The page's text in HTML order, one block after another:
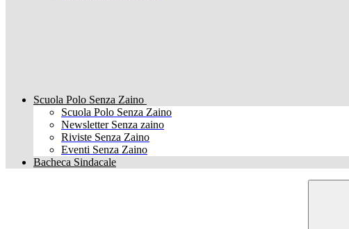
Scuola Polo Senza Zaino
Scuola Polo Senza Zaino
Newsletter Senza zaino
Riviste Senza Zaino
Eventi Senza Zaino
Bacheca Sindacale